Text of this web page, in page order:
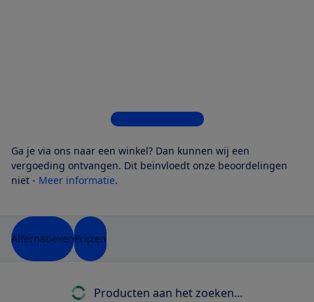
Bekijk alle 4 winkels
Ga je via ons naar een winkel? Dan kunnen wij een
vergoeding ontvangen. Dit beïnvloedt onze beoordelingen
niet - Meer informatie.
AlternatievenPrijzen
Producten aan het zoeken...